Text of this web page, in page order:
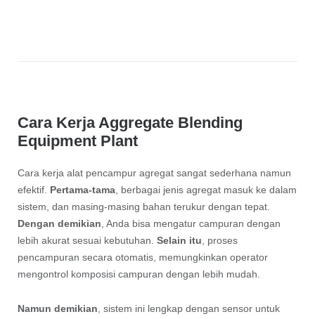
Cara Kerja Aggregate Blending
Equipment Plant
Cara kerja alat pencampur agregat sangat sederhana namun
efektif. Pertama-tama, berbagai jenis agregat masuk ke dalam
sistem, dan masing-masing bahan terukur dengan tepat.
Dengan demikian , Anda bisa mengatur campuran dengan
lebih akurat sesuai kebutuhan. Selain itu , proses
pencampuran secara otomatis, memungkinkan operator
mengontrol komposisi campuran dengan lebih mudah.
Namun demikian , sistem ini lengkap dengan sensor untuk